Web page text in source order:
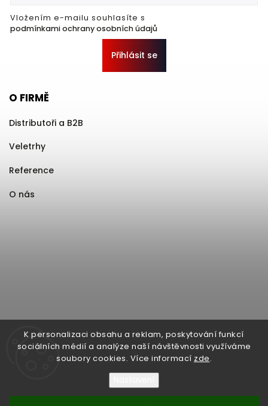
K personalizaci obsahu a reklam, poskytování funkcí
sociálních médií a analýze naší návštěvnosti využíváme
soubory cookies. Více informací zde.
Vložením e-mailu souhlasíte s
podmínkami ochrany osobních údajů
Přihlásit se
O FIRMĚ
Distributoři a B2B
Veletrhy
Reference
O nás